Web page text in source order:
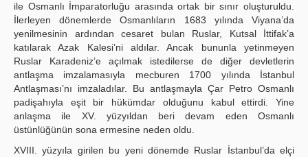
ile Osmanlı İmparatorluğu arasında ortak bir sınır oluşturuldu.
İlerleyen dönemlerde Osmanlıların 1683 yılında Viyana’da
yenilmesinin ardından cesaret bulan Ruslar, Kutsal İttifak’a
katılarak Azak Kalesi’ni aldılar. Ancak bununla yetinmeyen
Ruslar Karadeniz’e açılmak istedilerse de diğer devletlerin
antlaşma imzalamasıyla mecburen 1700 yılında İstanbul
Antlaşması’nı imzaladılar. Bu antlaşmayla Çar Petro Osmanlı
padişahıyla eşit bir hükümdar olduğunu kabul ettirdi. Yine
anlaşma ile XV. yüzyıldan beri devam eden Osmanlı
üstünlüğünün sona ermesine neden oldu.
XVIII. yüzyıla girilen bu yeni dönemde Ruslar İstanbul’da elçi